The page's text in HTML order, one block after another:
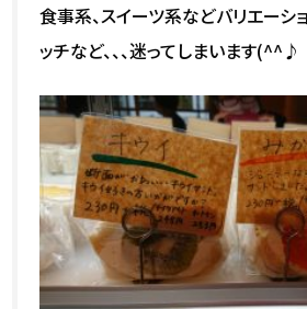
食事系、スイーツ系などバリエーシ
ッチなど、、、迷ってしまいます(^^♪